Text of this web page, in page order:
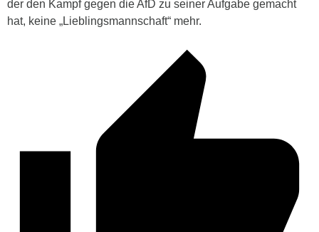
der den Kampf gegen die AfD zu seiner Aufgabe gemacht
hat, keine „Lieblingsmannschaft“ mehr.